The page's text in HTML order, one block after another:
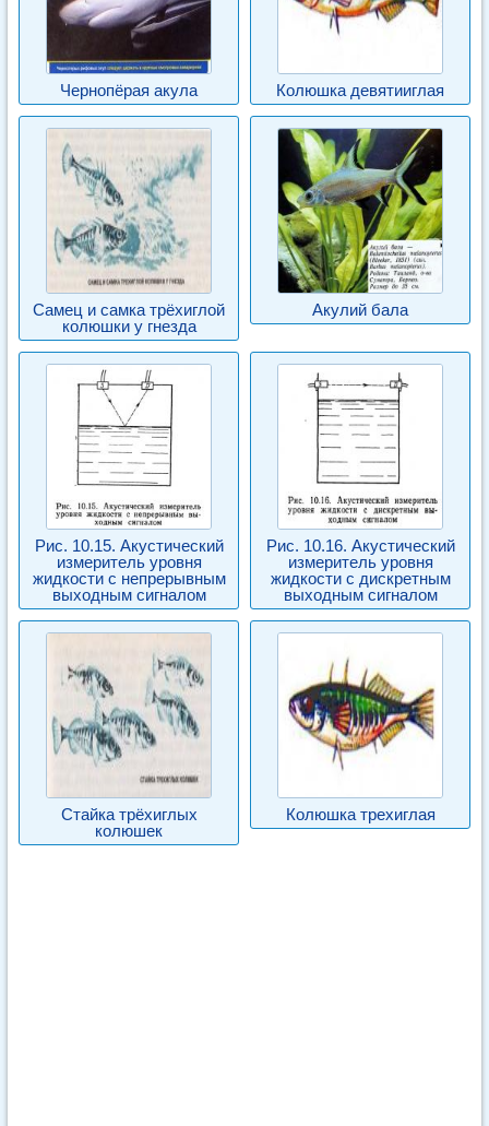
Чернопёрая акула Колюшка девятииглая
Самец и самка трёхиглой
колюшки у гнезда
Акулий бала
Рис. 10.15. Акустический
измеритель уровня
жидкости с непрерывным
выходным сигналом
Рис. 10.16. Акустический
измеритель уровня
жидкости с дискретным
выходным сигналом
Стайка трёхиглых
колюшек
Колюшка трехиглая